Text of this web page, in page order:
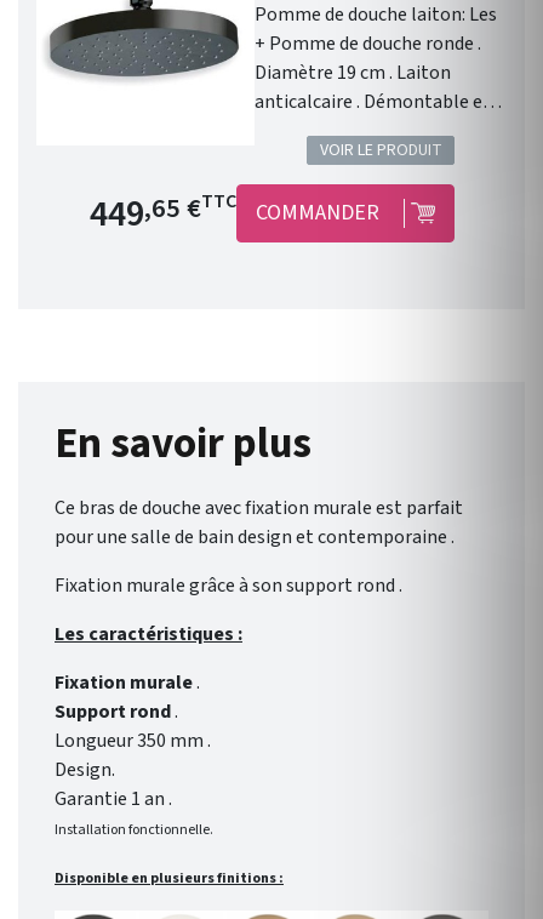
Pomme de douche laiton: Les
+ Pomme de douche ronde .
Diamètre 19 cm . Laiton
anticalcaire . Démontable et
nettoyable . Raccord F1 / 2" .
Design et innovant . Garantie
1 an . Installation
fonctionnelle.
VOIR LE PRODUIT
Prix de base
449,65 €TTC COMMANDER
En savoir plus
Ce bras de douche avec fixation murale est parfait
pour une salle de bain design et contemporaine .
Fixation murale grâce à son support rond .
Les caractéristiques :
Fixation murale.
Support rond.
Longueur 350 mm .
Design.
Garantie 1 an .
Installation fonctionnelle.
Disponible en plusieurs finitions :